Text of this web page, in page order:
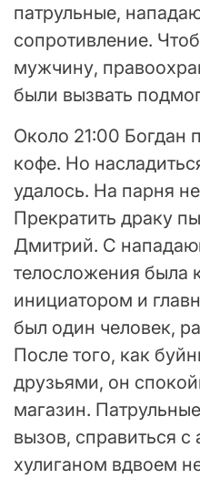
патрульные,
сопротивление.
мужчину,
были вызвать
Около 21:00 Богдан
кофе. Но
удалось. На парня
Прекратить драку
Дмитрий. С
телосложения была
инициатором и
был один человек,
После того, как
друзьями, он
магазин.
вызов, справиться
хулиганом вдвоем